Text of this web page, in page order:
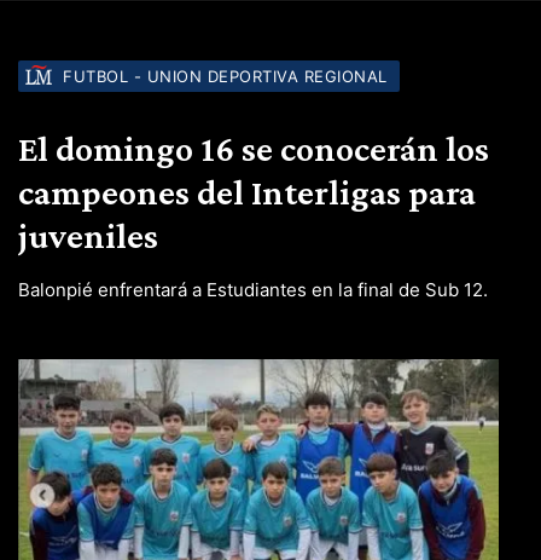
FUTBOL - UNION DEPORTIVA REGIONAL
El domingo 16 se conocerán los
campeones del Interligas para
juveniles
Balonpié enfrentará a Estudiantes en la final de Sub 12.